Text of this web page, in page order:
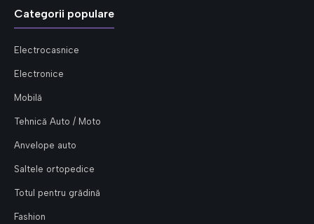
Categorii populare
Electrocasnice
Electronice
Mobilă
Tehnică Auto / Moto
Anvelope auto
Saltele ortopedice
Totul pentru grădină
Fashion